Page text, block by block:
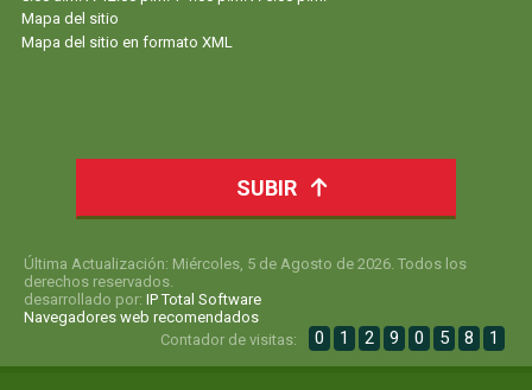
Mapa del sitio
Mapa del sitio en formato XML
SUBIR
Última Actualización: Miércoles, 5 de Agosto de 2026. Todos los
derechos reservados.
desarrollado por: IP Total Software
Navegadores web recomendados
Contador de visitas:
0 1 2 9 0 5 8 1